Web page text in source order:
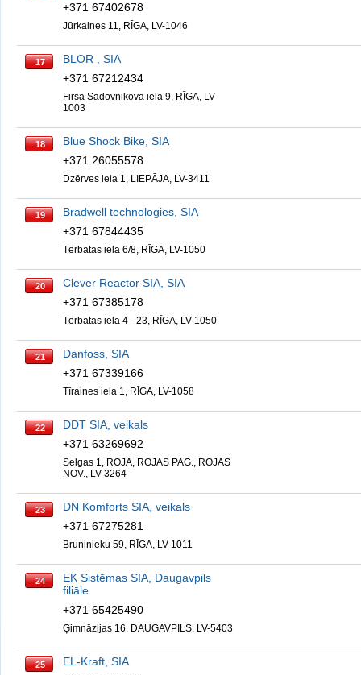
+371 67402678
Jūrkalnes 11, RĪGA, LV-1046
17
BLOR , SIA
+371 67212434
Firsa Sadovņikova iela 9, RĪGA, LV-
1003
18
Blue Shock Bike, SIA
+371 26055578
Dzērves iela 1, LIEPĀJA, LV-3411
19
Bradwell technologies, SIA
+371 67844435
Tērbatas iela 6/8, RĪGA, LV-1050
20
Clever Reactor SIA, SIA
+371 67385178
Tērbatas iela 4 - 23, RĪGA, LV-1050
21
Danfoss, SIA
+371 67339166
Tīraines iela 1, RĪGA, LV-1058
22
DDT SIA, veikals
+371 63269692
Selgas 1, ROJA, ROJAS PAG., ROJAS
NOV., LV-3264
23
DN Komforts SIA, veikals
+371 67275281
Bruņinieku 59, RĪGA, LV-1011
24
EK Sistēmas SIA, Daugavpils
filiāle
+371 65425490
Ģimnāzijas 16, DAUGAVPILS, LV-5403
25
EL-Kraft, SIA